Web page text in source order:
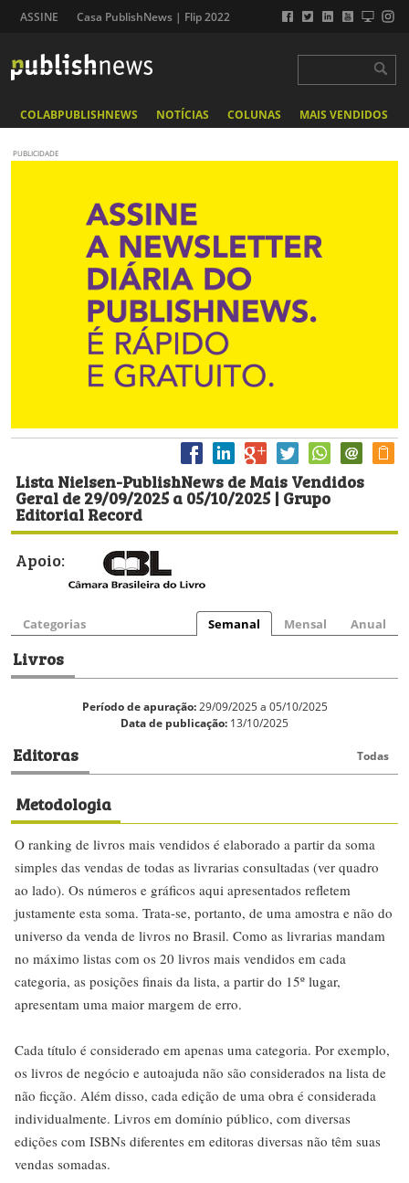
ASSINE Casa PublishNews | Flip 2022
COLABPUBLISHNEWS NOTÍCIAS COLUNAS MAIS VENDIDOS
PUBLICIDADE
Lista Nielsen-PublishNews de Mais Vendidos
Geral de 29/09/2025 a 05/10/2025 | Grupo
Editorial Record
Apoio:
Categorias Semanal Mensal Anual
Livros
Período de apuração:29/09/2025 a 05/10/2025
Data de publicação: 13/10/2025
Editoras Todas
Metodologia
O ranking de livros mais vendidos é elaborado a partir da soma
simples das vendas de todas as livrarias consultadas (ver quadro
ao lado). Os números e gráficos aqui apresentados refletem
justamente esta soma. Trata-se, portanto, de uma amostra e não do
universo da venda de livros no Brasil. Como as livrarias mandam
no máximo listas com os 20 livros mais vendidos em cada
categoria, as posições finais da lista, a partir do 15º lugar,
apresentam uma maior margem de erro.
Cada título é considerado em apenas uma categoria. Por exemplo,
os livros de negócio e autoajuda não são considerados na lista de
não ficção. Além disso, cada edição de uma obra é considerada
individualmente. Livros em domínio público, com diversas
edições com ISBNs diferentes em editoras diversas não têm suas
vendas somadas.